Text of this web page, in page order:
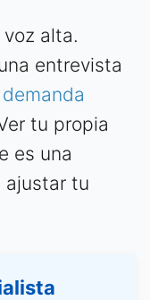
alta.
entrevista
tu propia
es una
ajustar tu